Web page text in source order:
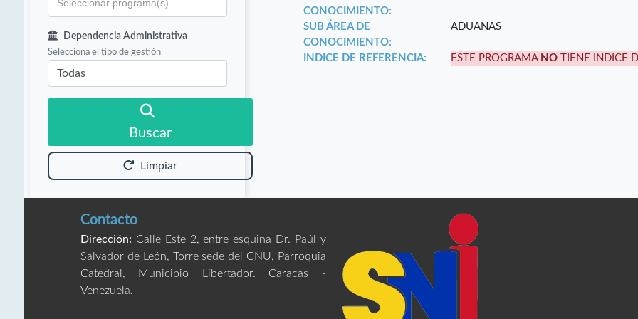
Dependencia Administrativa
Selecciona el tipo de gestión
Buscar
Limpiar
CONOCIMIENTO:
SUB ÁREA DE
CONOCIMIENTO:
ADUANAS
INDICE DE REFERENCIA: ESTE PROGRAMA NO TIENE INDICE
Contacto
Dirección: Calle Este 2, entre esquina Dr. Paúl y
Salvador de León, Torre sede del CNU, Parroquia
Catedral, Municipio Libertador. Caracas -
Venezuela.